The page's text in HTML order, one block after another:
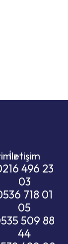
İletişim
496 23
03
718 01
05
509 88
44